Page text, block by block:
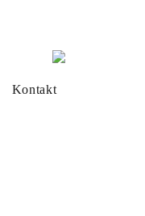
Kontakt